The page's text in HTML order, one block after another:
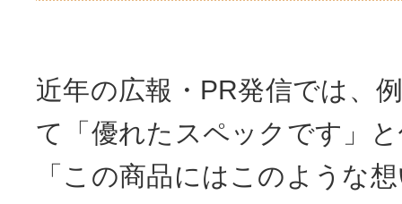
近年の広報・PR発信では、
て「優れたスペックです」
「この商品にはこのような